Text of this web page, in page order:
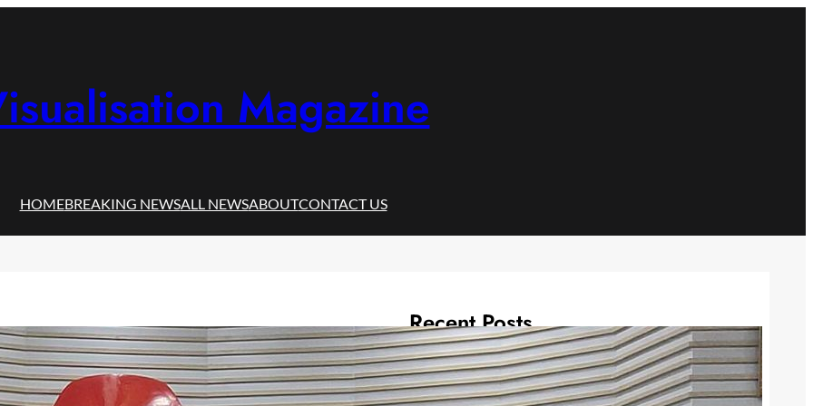
Magazine
HOMEBREAKING NEWSALL NEWSABOUTCONTACT US
Recent Posts
Alasan Semangka Redakan Pegal
dan Lelah setelah Berjalan